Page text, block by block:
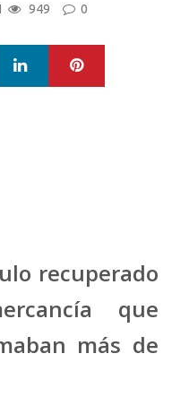
949 0
LinkedIn
recuperado
que
más de